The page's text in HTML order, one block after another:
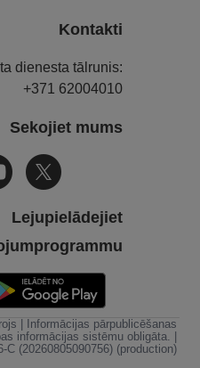
Kontakti
dienesta tālrunis:
+371 62004010
Sekojiet mums
Lejupielādejiet
| Informācijas pārpublicēšanas
informācijas sistēmu obligāta. |
C (20260805090756) (production)